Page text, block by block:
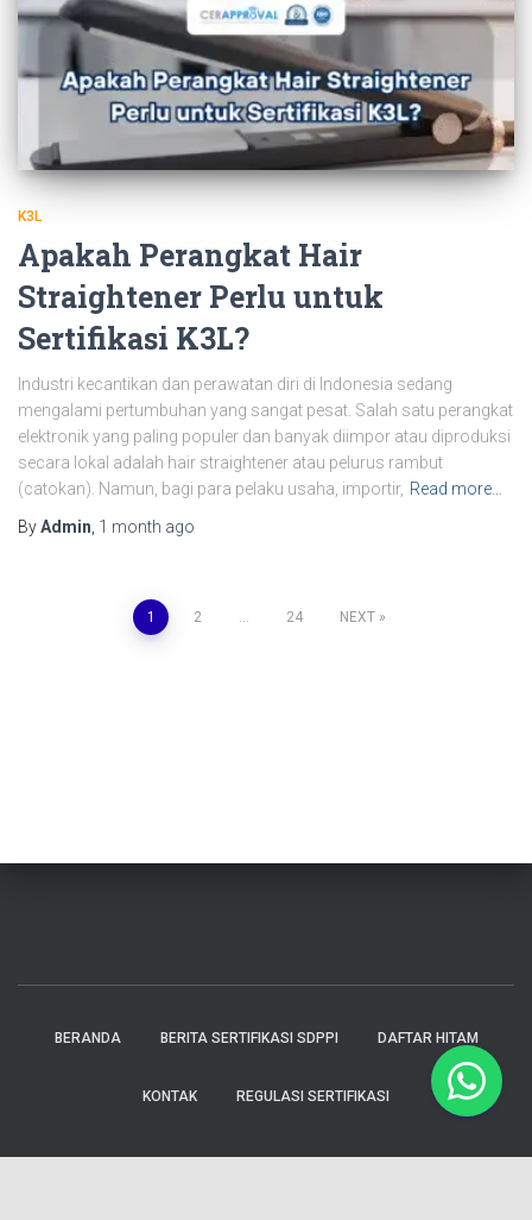
K3L
Apakah Perangkat Hair
Straightener Perlu untuk
Sertifikasi K3L?
Industri kecantikan dan perawatan diri di Indonesia sedang
mengalami pertumbuhan yang sangat pesat. Salah satu perangkat
elektronik yang paling populer dan banyak diimpor atau diproduksi
secara lokal adalah hair straightener atau pelurus rambut
(catokan). Namun, bagi para pelaku usaha, importir, Read more…
ByAdmin 1 month ago
1 2 24 NEXT
BERANDA BERITA SERTIFIKASI SDPPI DAFTAR HITAM
KONTAK REGULASI SERTIFIKASI